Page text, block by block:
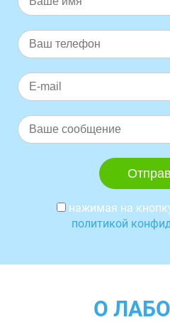
нажимая на
политикой
О